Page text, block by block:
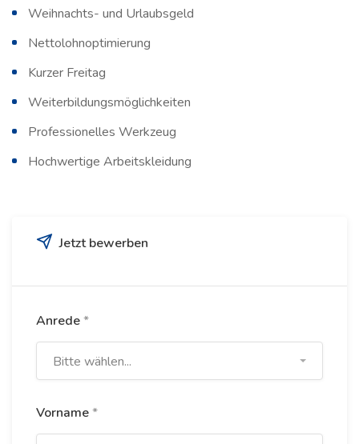
Weihnachts- und Urlaubsgeld
Nettolohnoptimierung
Kurzer Freitag
Weiterbildungsmöglichkeiten
Professionelles Werkzeug
Hochwertige Arbeitskleidung
Jetzt bewerben
Anrede*
Bitte wählen...
Vorname*